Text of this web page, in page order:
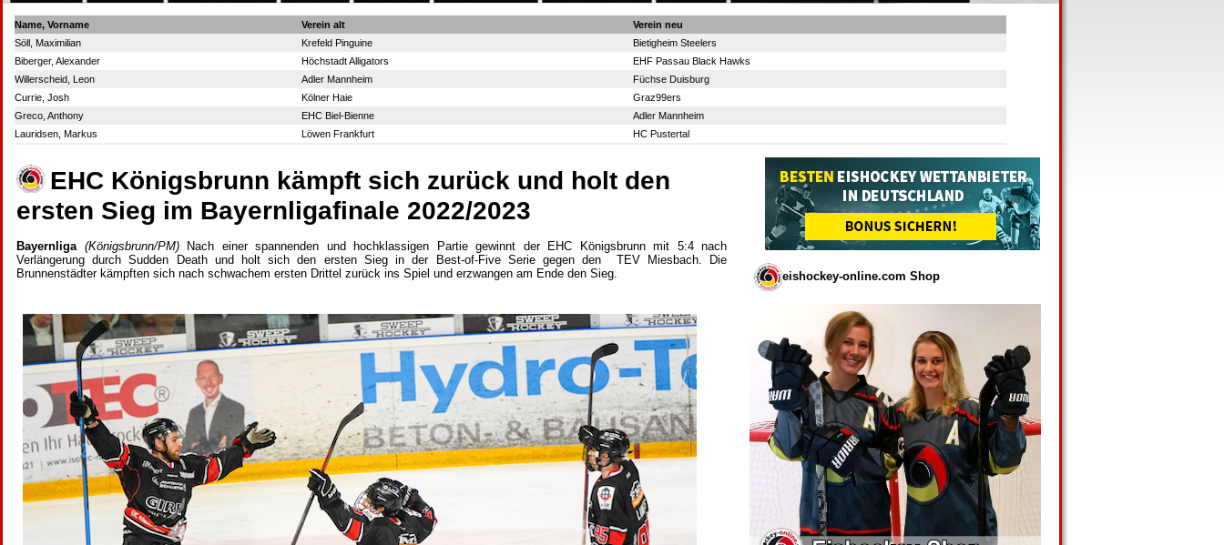
EHC Königsbrunn kämpft sich zurück und holt den
ersten Sieg im Bayernligafinale 2022/2023
Bayernliga (Königsbrunn/PM)
Nach einer spannenden und hochklassigen Partie gewinnt der EHC Königsbrunn mit 5:4 nach
Verlängerung durch Sudden Death und holt sich den ersten Sieg in der Best-of-Five Serie gegen den TEV Miesbach. Die
Brunnenstädter kämpften sich nach schwachem ersten Drittel zurück ins Spiel und erzwangen am Ende den Sieg.
eishockey-online.com Shop